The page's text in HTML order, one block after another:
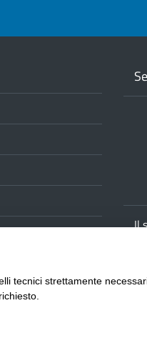
Il
tecnici strettamente